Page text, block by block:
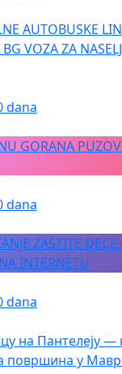
AUTOBUSKE
VOZA ZA
dana
GORANA
dana
ZAŠTITE
INTERNETU
dana
на Пантелеју —
површина у